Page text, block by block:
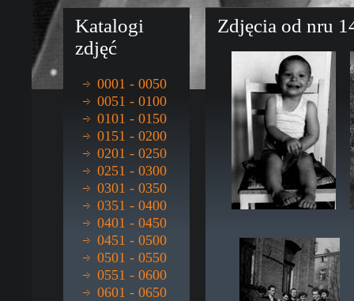
Katalogi
zdjęć
0001 - 0050
0051 - 0100
0101 - 0150
0151 - 0200
0201 - 0250
0251 - 0300
0301 - 0350
0351 - 0400
0401 - 0450
0451 - 0500
0501 - 0550
0551 - 0600
0601 - 0650
Zdjęcia od nru